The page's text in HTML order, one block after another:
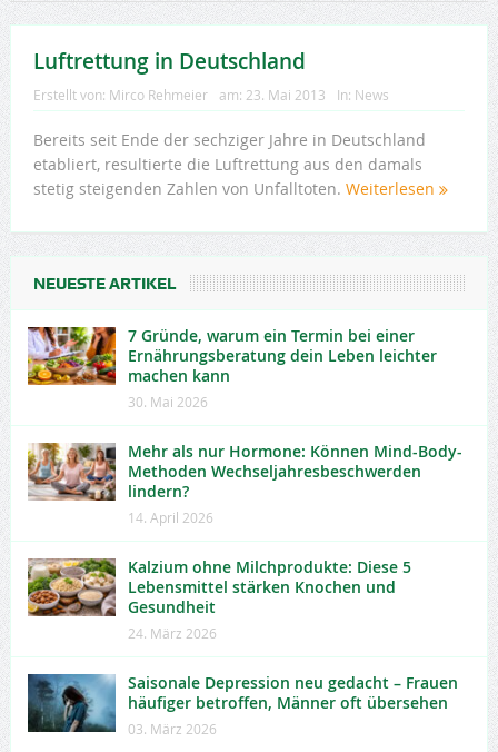
Luftrettung in Deutschland
Erstellt von: Mirco Rehmeier am: 23. Mai 2013 In: News
Bereits seit Ende der sechziger Jahre in Deutschland
etabliert, resultierte die Luftrettung aus den damals
stetig steigenden Zahlen von Unfalltoten. Weiterlesen
NEUESTE ARTIKEL
7 Gründe, warum ein Termin bei einer
Ernährungsberatung dein Leben leichter
machen kann
30. Mai 2026
Mehr als nur Hormone: Können Mind-Body-
Methoden Wechseljahresbeschwerden
lindern?
14. April 2026
Kalzium ohne Milchprodukte: Diese 5
Lebensmittel stärken Knochen und
Gesundheit
24. März 2026
Saisonale Depression neu gedacht – Frauen
häufiger betroffen, Männer oft übersehen
03. März 2026